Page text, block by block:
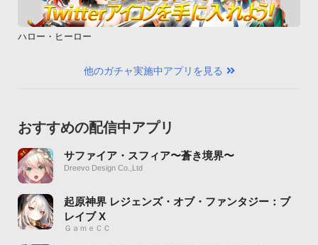
ハロー・ヒーロー
他のガチャ実施中アプリを見る
おすすめの配信中アプリ
サファイア・スフィア〜蒼き境界〜
Dreevo Design Co.,Ltd
起原神界 レジェンズ・オブ・ファンタジー：ブ
レイブ X
ＧａｍｅＣＣ